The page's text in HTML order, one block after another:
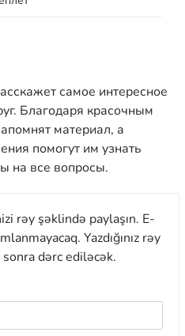
самое интересное
Благодаря красочным
материал, а
помогут им узнать
на все вопросы.
rəy şəklində paylaşın. E-
Yazdığınız rəy
dərc ediləcək.